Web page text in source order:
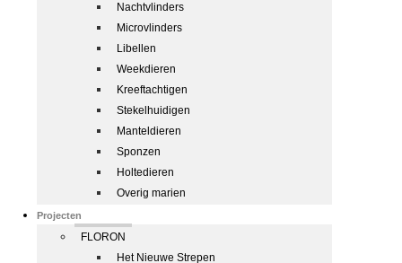
Nachtvlinders
Microvlinders
Libellen
Weekdieren
Kreeftachtigen
Stekelhuidigen
Manteldieren
Sponzen
Holtedieren
Overig marien
Projecten
FLORON
Het Nieuwe Strepen